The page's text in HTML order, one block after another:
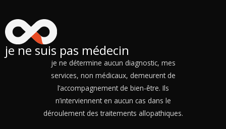
je ne suis pas médecin
je ne détermine aucun diagnostic, mes
services, non médicaux, demeurent de
l’accompagnement de bien-être. Ils
n’interviennent en aucun cas dans le
déroulement des traitements allopathiques.